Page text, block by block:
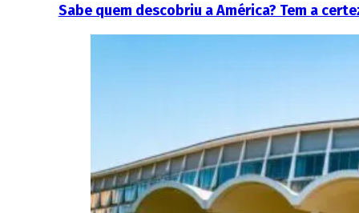
Sabe quem descobriu a América? Tem a